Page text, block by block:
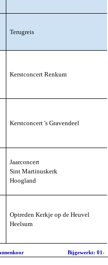
Terugreis
Kerstconcert Renkum
Kerstconcert 's Gravendeel
Jaarconcert
Sint Martinuskerk
Hoogland
Optreden Kerkje op de Heuvel
Heelsum
Bijgewerkt: 01-